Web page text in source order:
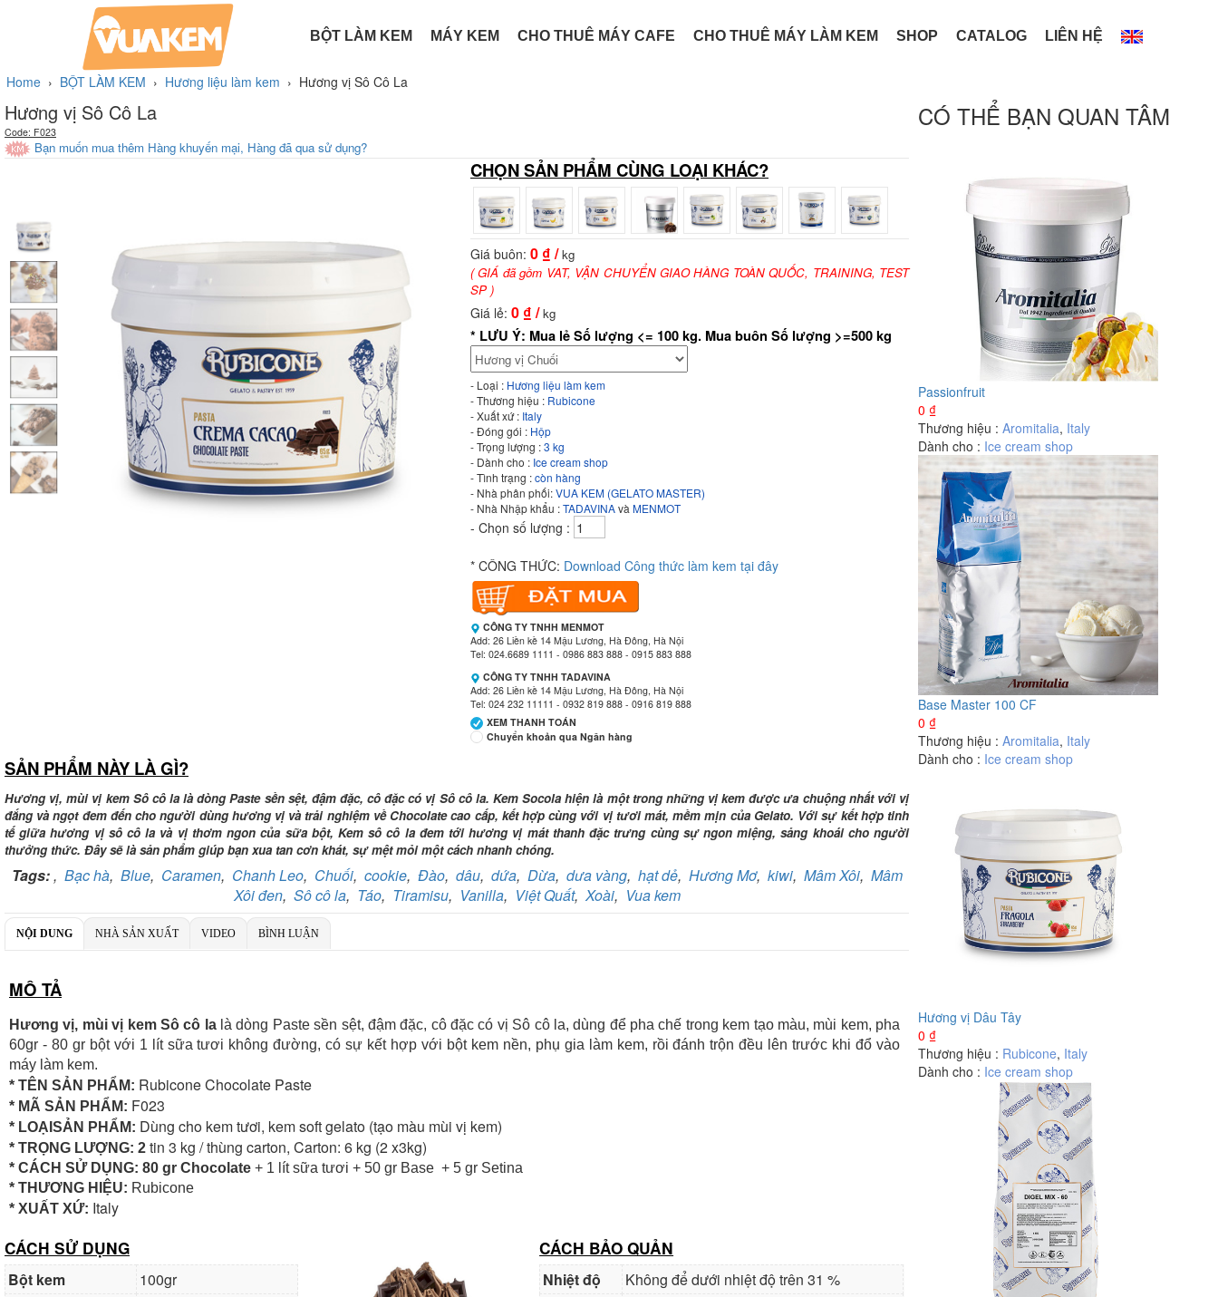
BỘT LÀM KEM MÁY KEM CHO THUÊ MÁY CAFE CHO THUÊ MÁY LÀM KEM SHOP CATALOG LIÊN HỆ
Home › BỘT LÀM KEM › Hương liệu làm kem › Hương vị Sô Cô La
Hương vị Sô Cô La
Code: F023
Bạn muốn mua thêm Hàng khuyến mại, Hàng đã qua sử dụng?
CHỌN SẢN PHẨM CÙNG LOẠI KHÁC?
Giá buôn: 0 ₫ / kg
( GIÁ đã gồm VAT, VẬN CHUYỂN GIAO HÀNG TOÀN QUỐC, TRAINING, TEST
SP )
Giá lẻ: 0 ₫ /kg
* LƯU Ý: Mua lẻ Số lượng <= 100 kg. Mua buôn Số lượng >=500 kg
- Loại : Hương liệu làm kem
- Thương hiệu : Rubicone
- Xuất xứ : Italy
- Đóng gói : Hộp
- Trọng lượng :3 kg
- Dành cho : Ice cream shop
- Tình trạng :còn hàng
- Nhà phân phối:VUA KEM (GELATO MASTER)
- Nhà Nhập khẩu :TADAVINAvà MENMOT
- Chọn số lượng :
* CÔNG THỨC: Download Công thức làm kem tại đây
CÔNG TY TNHH MENMOT
Add: 26 Liền kề 14 Mậu Lương, Hà Đông, Hà Nội
Tel: 024.6689 1111 - 0986 883 888 - 0915 883 888
CÔNG TY TNHH TADAVINA
Add: 26 Liền kề 14 Mậu Lương, Hà Đông, Hà Nội
Tel: 024 232 11111 - 0932 819 888 - 0916 819 888
XEM THANH TOÁN
Chuyển khoản qua Ngân hàng
Chi nhánh:
Chủ TK:
CÔNG TY TNHH MENMOT
Số TK:
069 1000 811 888
Chi nhánh:
Vietcombank Tây Hà Nội
Chủ TK:
CÔNG TY TNHH TADAVINA
Số TK:
069 1000 886 001
Chi nhánh:
Chi nhánh VBbank Hà Nội
Ngân hàng Ngoại thương Việt Nam
Chi nhánh:
Chi nhánh Vietcombank Hà Nội
Chủ TK:
Nguyễn Văn Tuấn
SẢN PHẨM NÀY LÀ GÌ?
Hương vị, mùi vị kem Sô cô la là dòng Paste sền sệt, đậm đặc, cô đặc có vị Sô cô la. Kem Socola hiện là một trong những vị kem được ưa chuộng nhất với vị
đắng và ngọt đem đến cho người dùng hương vị và trải nghiệm về Chocolate cao cấp, kết hợp cùng với vị tươi mát, mềm mịn của Gelato. Với sự kết hợp tinh
tế giữa hương vị sô cô la và vị thơm ngon của sữa bột, Kem sô cô la đem tới hương vị mát thanh đặc trưng cùng sự ngon miệng, sảng khoái cho người
thưởng thức. Đây sẽ là sản phẩm giúp bạn xua tan cơn khát, sự mệt mỏi một cách nhanh chóng.
Tags:, Bạc hà, Blue, Caramen, Chanh Leo, Chuối, cookie, Đào, dâu, dứa, Dừa, dưa vàng, hạt dẻ, Hương Mơ, kiwi, Mâm Xôi, Mâm
Xôi đen, Sô cô la, Táo, Tiramisu, Vanilla, Việt Quất,Xoài, Vua kem
NỘI DUNG NHÀ SẢN XUẤT VIDEO BÌNH LUẬN
MÔ TẢ
Hương vị, mùi vị kem Sô cô la là dòng Paste sền sệt, đậm đặc, cô đặc có vị Sô cô la, dùng để pha chế trong kem tạo màu, mùi kem, pha
60gr - 80 gr bột với 1 lít sữa tươi không đường, có sự kết hợp với bột kem nền, phụ gia làm kem, rồi đánh trộn đều lên trước khi đổ vào
máy làm kem.
* TÊN SẢN PHẨM: Rubicone Chocolate Paste
* MÃ SẢN PHẨM: F023
* LOẠISẢN PHẨM: Dùng cho kem tươi, kem soft gelato (tạo màu mùi vị kem)
* TRỌNG LƯỢNG: 2 tin 3 kg / thùng carton, Carton: 6 kg (2 x3kg)
* CÁCH SỬ DỤNG: 80 gr Chocolate + 1 lít sữa tươi + 50 gr Base + 5 gr Setina
* THƯƠNG HIỆU: Rubicone
* XUẤT XỨ: Italy
CÁCH SỬ DỤNG
Bột kem
100gr
CÁCH BẢO QUẢN
Nhiệt độ
Không để dưới nhiệt độ trên 31 %
CÓ THỂ BẠN QUAN TÂM
Passionfruit
0 ₫
Thương hiệu : Aromitalia, Italy
Dành cho : Ice cream shop
Base Master 100 CF
0 ₫
Thương hiệu : Aromitalia, Italy
Dành cho : Ice cream shop
Hương vị Dâu Tây
0 ₫
Thương hiệu : Rubicone, Italy
Dành cho : Ice cream shop